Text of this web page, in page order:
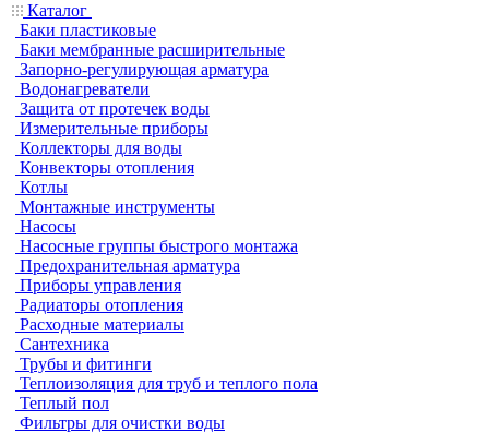
Каталог
Баки пластиковые
Баки мембранные расширительные
Запорно-регулирующая арматура
Водонагреватели
Защита от протечек воды
Измерительные приборы
Коллекторы для воды
Конвекторы отопления
Котлы
Монтажные инструменты
Насосы
Насосные группы быстрого монтажа
Предохранительная арматура
Приборы управления
Радиаторы отопления
Расходные материалы
Сантехника
Трубы и фитинги
Теплоизоляция для труб и теплого пола
Теплый пол
Фильтры для очистки воды